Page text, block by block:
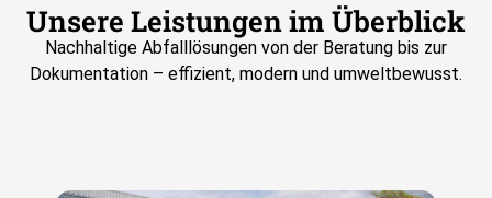
Unsere Leistungen im Überblick
Nachhaltige Abfalllösungen von der Beratung bis zur
Dokumentation – effizient, modern und umweltbewusst.